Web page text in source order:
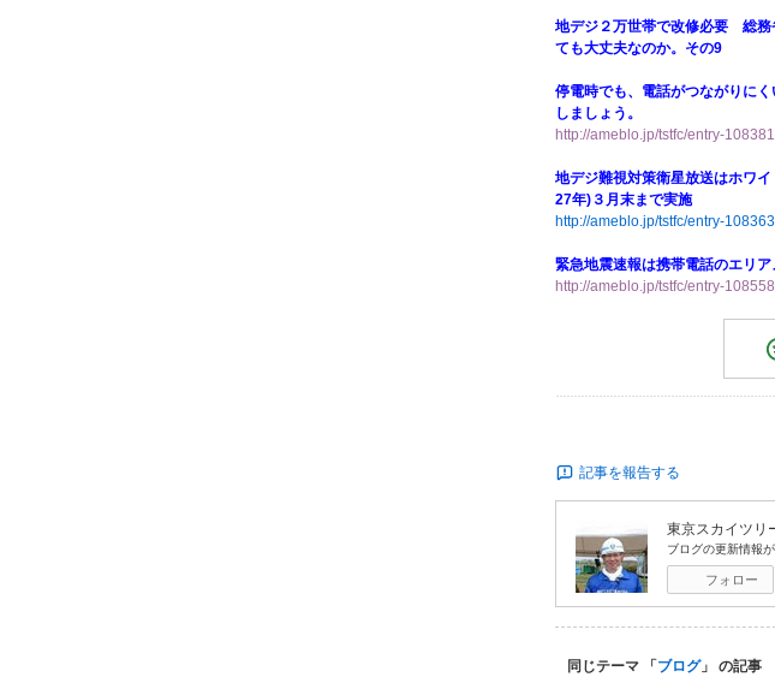
地デジ２万世帯で改修必要 総務
ても大丈夫なのか。その9
停電時でも、電話がつながりに
しましょう。
http://ameblo.jp/tstfc/entry-
地デジ難視対策衛星放送はホワ
27年)３月末まで実施
http://ameblo.jp/tstfc/entry-
緊急地震速報は携帯電話のエリア
http://ameblo.jp/tstfc/entry-
記事を報告する
東京スカイツリ
ブログの更新情報
フォロー
同じテーマ 「 ブログ」 の記事